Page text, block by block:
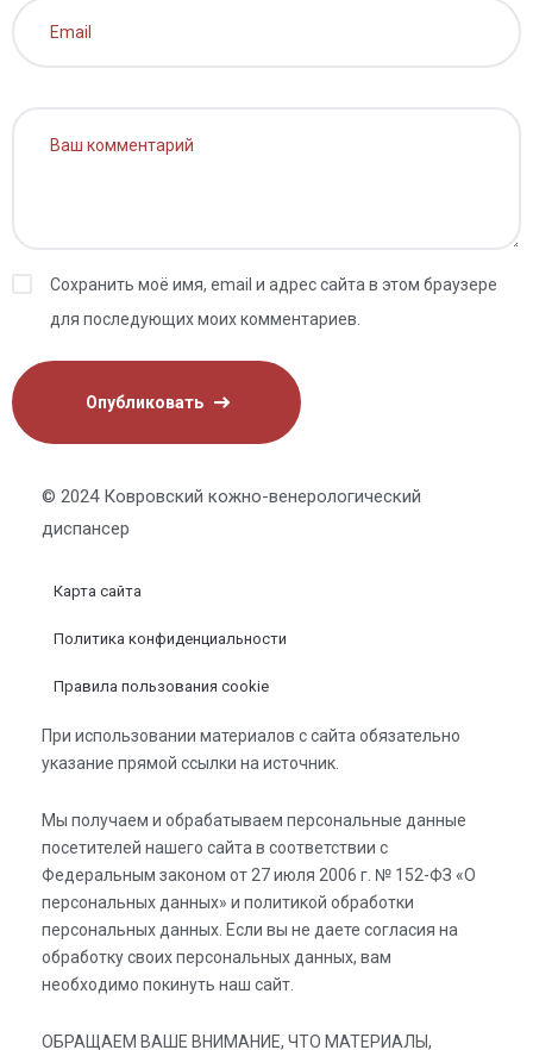
Сохранить моё имя, email и адрес сайта в этом браузере
для последующих моих комментариев.
© 2024 Ковровский кожно-венерологический
диспансер
Карта сайта
Политика конфиденциальности
Правила пользования cookie
При использовании материалов с сайта обязательно
указание прямой ссылки на источник.
Мы получаем и обрабатываем персональные данные
посетителей нашего сайта в соответствии с
Федеральным законом от 27 июля 2006 г. № 152-ФЗ «О
персональных данных» и политикой обработки
персональных данных. Если вы не даете согласия на
обработку своих персональных данных, вам
необходимо покинуть наш сайт.
ОБРАЩАЕМ ВАШЕ ВНИМАНИЕ, ЧТО МАТЕРИАЛЫ,